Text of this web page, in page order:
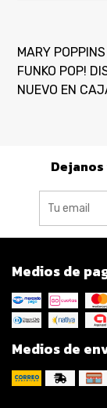
MARY
FUNKO POP!
NUEVO EN
Medios de
Medios de